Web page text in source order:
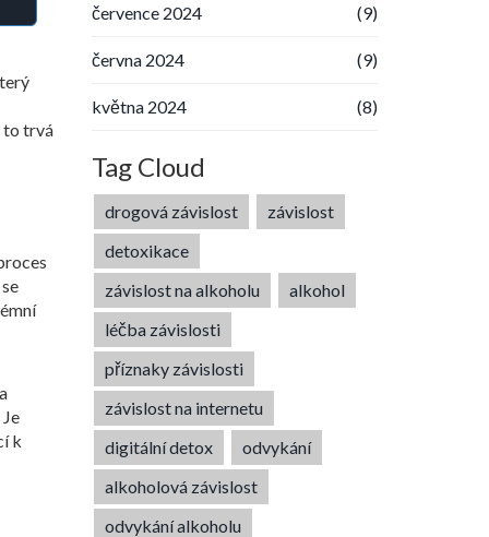
to trvá
k
července 2024 (9)
června 2024 (9)
května 2024 (8)
Tag Cloud
drogová závislost
závislost
detoxikace
závislost na alkoholu
alkohol
léčba závislosti
příznaky závislosti
závislost na internetu
digitální detox
odvykání
alkoholová závislost
odvykání alkoholu